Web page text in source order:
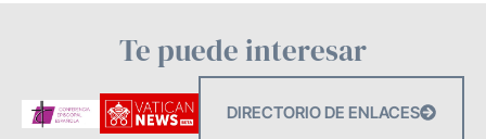
Te puede interesar
DIRECTORIO DE ENLACES